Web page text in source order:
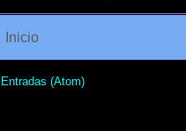
Inicio
Entradas (Atom)